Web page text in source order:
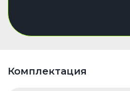
Комплектация